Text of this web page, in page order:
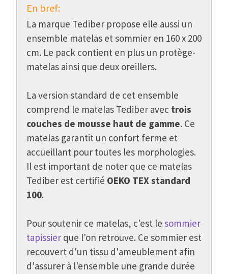
En bref:
La marque Tediber propose elle aussi un
ensemble matelas et sommier en 160 x 200
cm. Le pack contient en plus un protège-
matelas ainsi que deux oreillers.
La version standard de cet ensemble
comprend le matelas Tediber avec trois
couches de mousse haut de gamme. Ce
matelas garantit un confort ferme et
accueillant pour toutes les morphologies.
Il est important de noter que ce matelas
Tediber est certifié OEKO TEX standard
100.
Pour soutenir ce matelas, c'est le sommier
tapissier que l'on retrouve. Ce sommier est
recouvert d'un tissu d'ameublement afin
d'assurer à l'ensemble une grande durée